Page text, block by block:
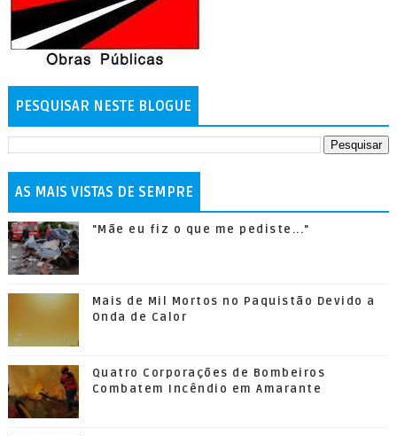
PESQUISAR NESTE BLOGUE
AS MAIS VISTAS DE SEMPRE
"Mãe eu fiz o que me pediste..."
Mais de Mil Mortos no Paquistão Devido a
Onda de Calor
Quatro Corporações de Bombeiros
Combatem Incêndio em Amarante